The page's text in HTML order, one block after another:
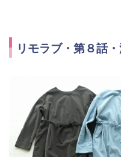
リモラブ・第８話